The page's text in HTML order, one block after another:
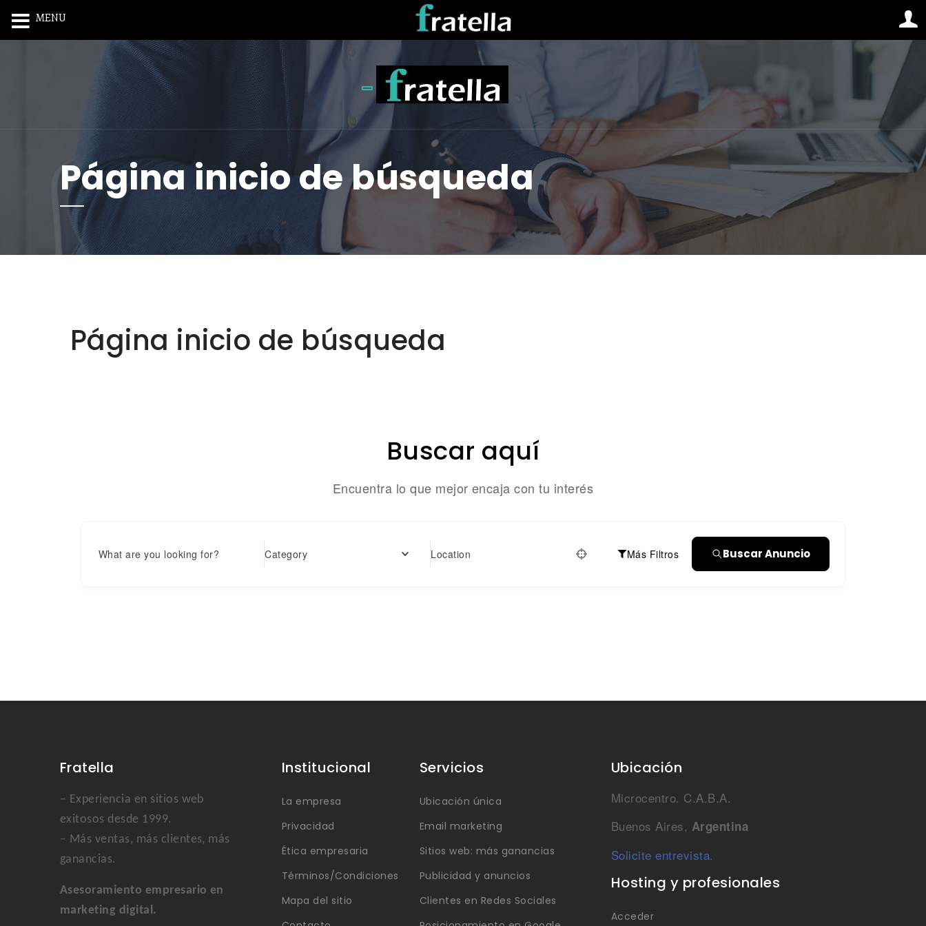
Toggle navigation
Página inicio de búsqueda
Página inicio de búsqueda
Buscar aquí
Encuentra lo que mejor encaja con tu interés
What are you looking for? Category Location Más Filtros Buscar Anuncio
Fratella
– Experiencia en sitios web
exitosos desde 1999.
– Más ventas, más clientes, más
ganancias.
Asesoramiento empresario en
marketing digital.
Institucional
La empresa
Privacidad
Ética empresaria
Términos/Condiciones
Mapa del sitio
Servicios
Ubicación única
Email marketing
Sitios web: más ganancias
Publicidad y anuncios
Clientes en Redes Sociales
Ubicación
Microcentro. C.A.B.A.
Buenos Aires, Argentina
Solicite entrevista.
Hosting y profesionales
Acceder
MENU